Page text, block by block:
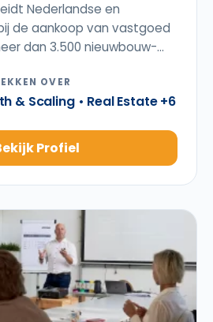
Nederlandse en
de aankoop van vastgoed
dan 3.500 nieuwbouw-...
OVER
& Scaling • Real Estate +6
Profiel